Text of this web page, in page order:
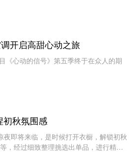
开启高甜心动之旅
《心动的信号》第五季终于在众人的期
初秋氛围感
即将来临，是时候打开衣橱，解锁初秋
，经过细致整理挑选出单品，进行精致